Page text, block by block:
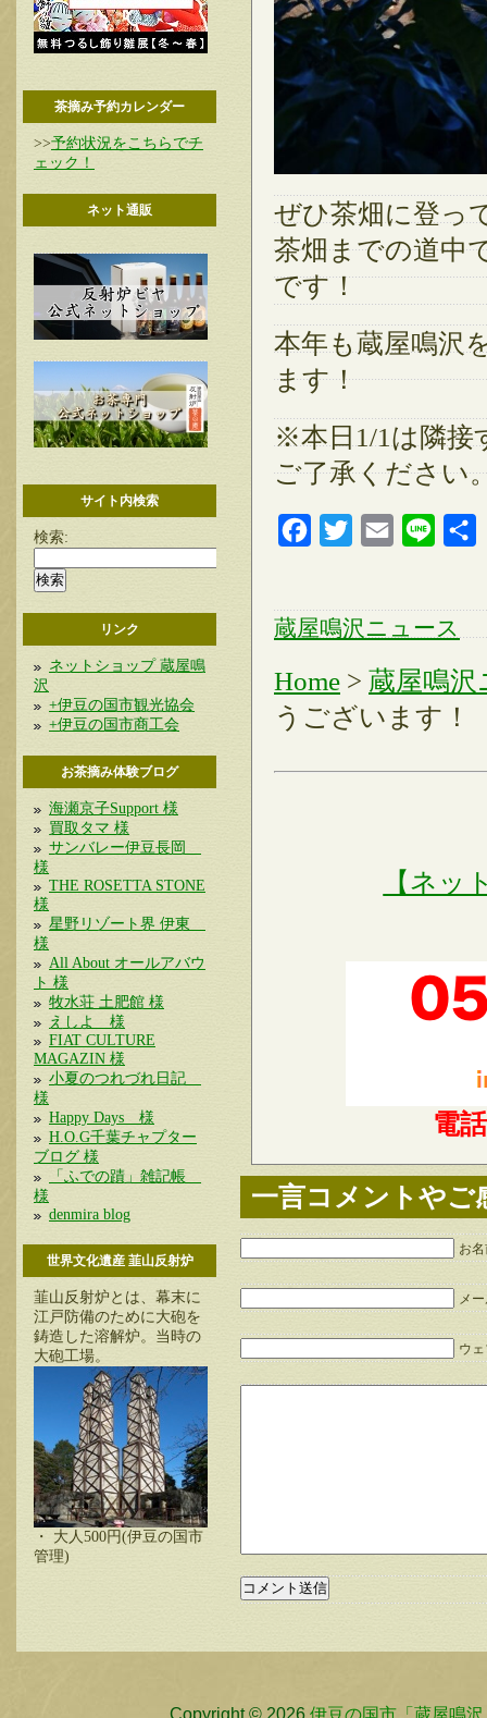
茶摘み予約カレンダー
>>予約状況をこちらでチ
ェック！
ネット通販
サイト内検索
検索:
リンク
ネットショップ 蔵屋鳴
沢
+伊豆の国市観光協会
+伊豆の国市商工会
お茶摘み体験ブログ
海瀬京子Support 様
買取タマ 様
サンバレー伊豆長岡
様
THE ROSETTA STONE
様
星野リゾート界 伊東
様
All About オールアバウ
ト 様
牧水荘 土肥館 様
えしよ 様
FIAT CULTURE
MAGAZIN 様
小夏のつれづれ日記
様
Happy Days 様
H.O.G千葉チャプター
ブログ 様
「ふでの蹟」雑記帳
様
denmira blog
世界文化遺産 韮山反射炉
韮山反射炉とは、幕末に
江戸防備のために大砲を
鋳造した溶解炉。当時の
大砲工場。
・ 大人500円(伊豆の国市
管理)
ぜひ茶畑に登っ
茶畑までの道中
です！
本年も蔵屋鳴沢
ます！
※本日1/1は隣接
ご了承ください
FacebookTwitter Email Line
蔵屋鳴沢ニュース
Home > 蔵屋鳴沢
うございます！
【ネッ
電話
一言コメントやご
お
メ
ウ
Copyright © 2026 伊豆の国市「蔵屋鳴